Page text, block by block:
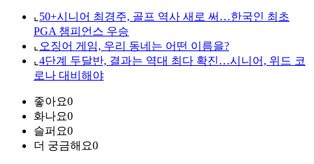
⌞ 50+시니어 최경주, 골프 역사 새로 써…한국인 최초
PGA 챔피언스 우승
⌞ 오징어 게임, 우리 동네는 어떤 이름을?
⌞ 4단계 두달반, 결과는 역대 최다 확진…시니어, 위드 코
로나 대비해야
좋아요0
화나요0
슬퍼요0
더 궁금해요0